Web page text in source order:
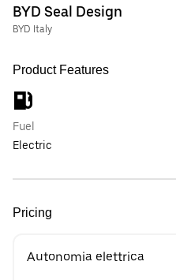
BYD Seal Design
BYD Italy
Product Features
Fuel
Electric
Pricing
Autonomia elettrica